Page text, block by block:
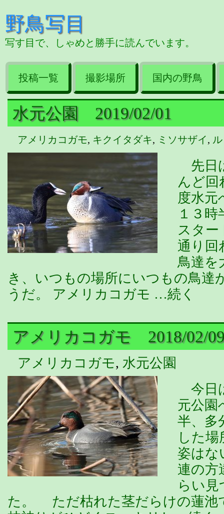
野鳥写目
写す目で、しゃめと勝手に読んでいます。
投稿一覧 撮影場所 国内の野鳥
水元公園 2019/02/01
アメリカコガモ, キクイタダキ, ミソサザイ,
先日
んど回
度水
１３
スタ
通り回
鳥達を
き、いつもの場所にいつもの鳥達
うだ。 アメリカコガモ …続く
アメリカコガモ 2018/02/
アメリカコガモ, 水元公園
今日
元公園
半、多
した
姿は
連の方
らい
た。 ただ枯れた茎だらけの蓮池